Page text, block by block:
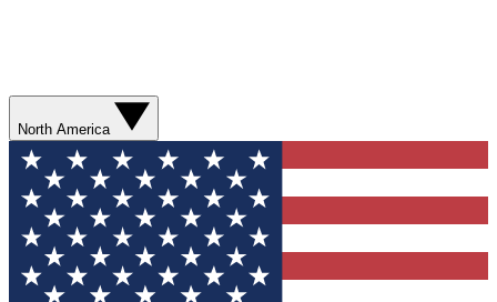
North America